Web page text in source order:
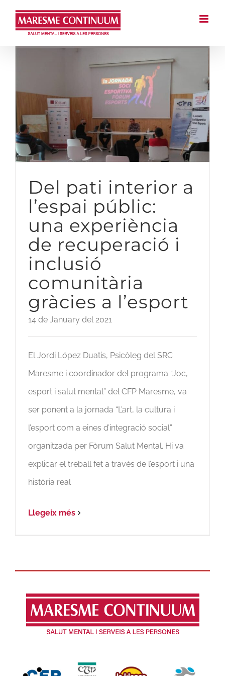
Saltar
contingut
Del pati interior a
l’espai públic:
una experiència
de recuperació i
inclusió
comunitària
gràcies a l’esport
14 de January del 2021
El Jordi López Duatis, Psicòleg del SRC
Maresme i coordinador del programa “Joc,
esport i salut mental” del CFP Maresme, va
ser ponent a la jornada “L’art, la cultura i
l’esport com a eines d’integració social”
organitzada per Fòrum Salut Mental. Hi va
explicar el treball fet a través de l’esport i una
història real
Llegeix més